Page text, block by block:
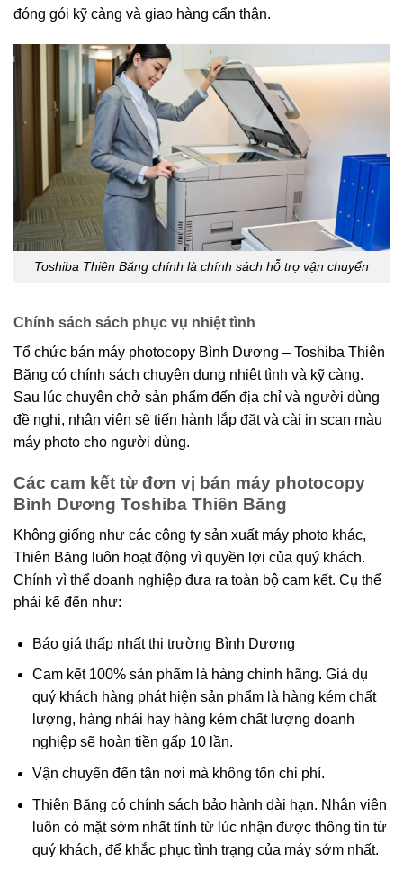
đóng gói kỹ càng và giao hàng cẩn thận.
Toshiba Thiên Băng chính là chính sách hỗ trợ vận chuyển
Chính sách sách phục vụ nhiệt tình
Tổ chức bán máy photocopy Bình Dương – Toshiba Thiên
Băng có chính sách chuyên dụng nhiệt tình và kỹ càng.
Sau lúc chuyên chở sản phẩm đến địa chỉ và người dùng
đề nghị, nhân viên sẽ tiến hành lắp đặt và cài in scan màu
máy photo cho người dùng.
Các cam kết từ đơn vị bán máy photocopy
Bình Dương Toshiba Thiên Băng
Không giống như các công ty sản xuất máy photo khác,
Thiên Băng luôn hoạt động vì quyền lợi của quý khách.
Chính vì thể doanh nghiệp đưa ra toàn bộ cam kết. Cụ thể
phải kể đến như:
Báo giá thấp nhất thị trường Bình Dương
Cam kết 100% sản phẩm là hàng chính hãng. Giả dụ
quý khách hàng phát hiện sản phẩm là hàng kém chất
lượng, hàng nhái hay hàng kém chất lượng doanh
nghiệp sẽ hoàn tiền gấp 10 lần.
Vận chuyển đến tận nơi mà không tốn chi phí.
Thiên Băng có chính sách bảo hành dài hạn. Nhân viên
luôn có mặt sớm nhất tính từ lúc nhận được thông tin từ
quý khách, để khắc phục tình trạng của máy sớm nhất.